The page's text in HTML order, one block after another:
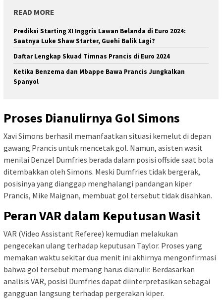
READ MORE
Prediksi Starting XI Inggris Lawan Belanda di Euro 2024:
Saatnya Luke Shaw Starter, Guehi Balik Lagi?
Daftar Lengkap Skuad Timnas Prancis di Euro 2024
Ketika Benzema dan Mbappe Bawa Prancis Jungkalkan
Spanyol
Proses Dianulirnya Gol Simons
Xavi Simons berhasil memanfaatkan situasi kemelut di depan
gawang Prancis untuk mencetak gol. Namun, asisten wasit
menilai Denzel Dumfries berada dalam posisi offside saat bola
ditembakkan oleh Simons. Meski Dumfries tidak bergerak,
posisinya yang dianggap menghalangi pandangan kiper
Prancis, Mike Maignan, membuat gol tersebut tidak disahkan.
Peran VAR dalam Keputusan Wasit
VAR (Video Assistant Referee) kemudian melakukan
pengecekan ulang terhadap keputusan Taylor. Proses yang
memakan waktu sekitar dua menit ini akhirnya mengonfirmasi
bahwa gol tersebut memang harus dianulir. Berdasarkan
analisis VAR, posisi Dumfries dapat diinterpretasikan sebagai
gangguan langsung terhadap pergerakan kiper.